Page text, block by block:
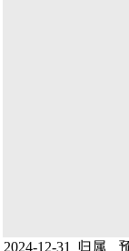
2024-12-31
归属